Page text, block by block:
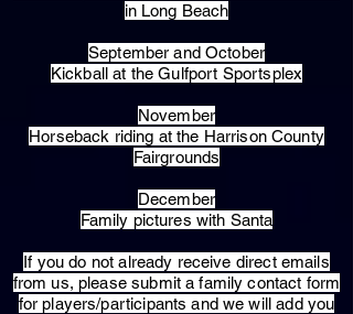
in Long Beach
September and October
Kickball at the Gulfport Sportsplex
November
Horseback riding at the Harrison County
Fairgrounds
December
Family pictures with Santa
​If you do not already receive direct emails
from us, please submit a family contact form
for players/participants and we will add you